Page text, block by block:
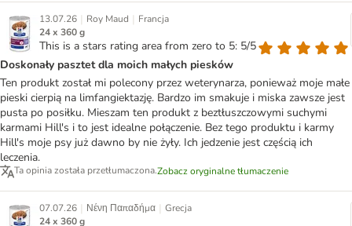
13.07.26 | Roy Maud | Francja
24 x 360 g
This is a stars rating area from zero to 5: 5/5
Doskonały pasztet dla moich małych piesków
Ten produkt został mi polecony przez weterynarza, ponieważ moje małe
pieski cierpią na limfangiektazję. Bardzo im smakuje i miska zawsze jest
pusta po posiłku. Mieszam ten produkt z beztłuszczowymi suchymi
karmami Hill's i to jest idealne połączenie. Bez tego produktu i karmy
Hill's moje psy już dawno by nie żyły. Ich jedzenie jest częścią ich
leczenia.
Ta opinia została przetłumaczona.Zobacz oryginalne tłumaczenie
07.07.26 | Νένη Παπαδήμα | Grecja
24 x 360 g